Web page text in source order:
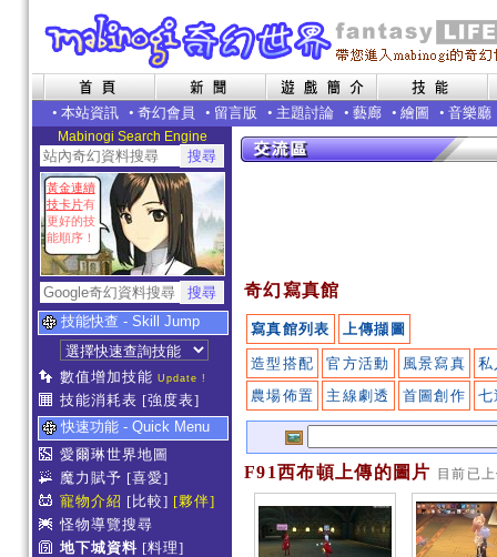
• 本站資訊 • 奇幻會員 • 留言版 • 主題討論 • 藝廊 • 繪圖 • 音樂廳
Mabinogi Search Engine
黃金連續
技卡片有
更好的技
能順序！
技能快查 - Skill Jump
數值增加技能 Update !
技能消耗表 [強度表]
快速功能 - Quick Menu
愛爾琳世界地圖
魔力賦予 [喜愛]
寵物介紹 [比較] [夥伴]
怪物導覽搜尋
地下城資料 [料理]
奇幻寫真館
寫真館列表 上傳擷圖
造型搭配 官方活動 風景寫真
私
農場佈置
主線劇透 首圖創作 七
F91西布頓上傳的圖片 目前已